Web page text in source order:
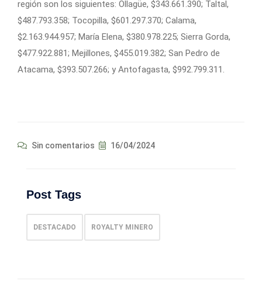
región son los siguientes: Ollagüe, $343.661.390; Taltal,
$487.793.358; Tocopilla, $601.297.370; Calama,
$2.163.944.957; María Elena, $380.978.225; Sierra Gorda,
$477.922.881; Mejillones, $455.019.382; San Pedro de
Atacama, $393.507.266; y Antofagasta, $992.799.311.
Sin comentarios 16/04/2024
Post Tags
DESTACADO ROYALTY MINERO